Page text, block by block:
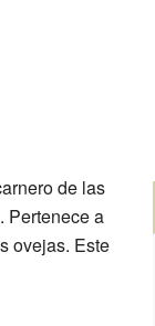
de las
Pertenece a
ovejas. Este